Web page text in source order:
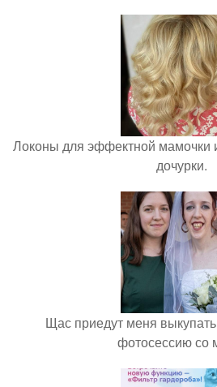
Локоны для эффектной мамочки
дочурки.
Щас приедут меня
фотосессию со